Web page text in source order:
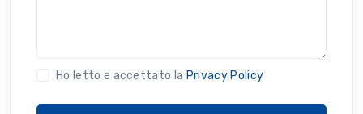
Ho letto e accettato la Privacy Policy